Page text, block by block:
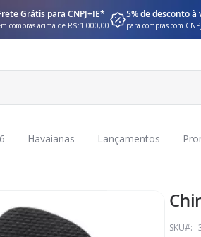
Grátis para CNPJ+IE*
compras acima de R$:1.000,00
5% de desconto à
para compras com
Havaianas Lançamentos
SKU